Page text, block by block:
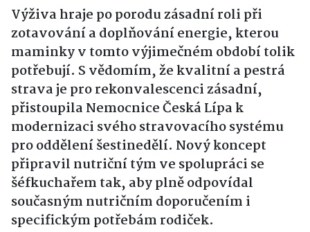
Výživa hraje po porodu zásadní roli při
zotavování a doplňování energie, kterou
maminky v tomto výjimečném období tolik
potřebují. S vědomím, že kvalitní a pestrá
strava je pro rekonvalescenci zásadní,
přistoupila Nemocnice Česká Lípa k
modernizaci svého stravovacího systému
pro oddělení šestinedělí. Nový koncept
připravil nutriční tým ve spolupráci se
šéfkuchařem tak, aby plně odpovídal
současným nutričním doporučením i
specifickým potřebám rodiček.